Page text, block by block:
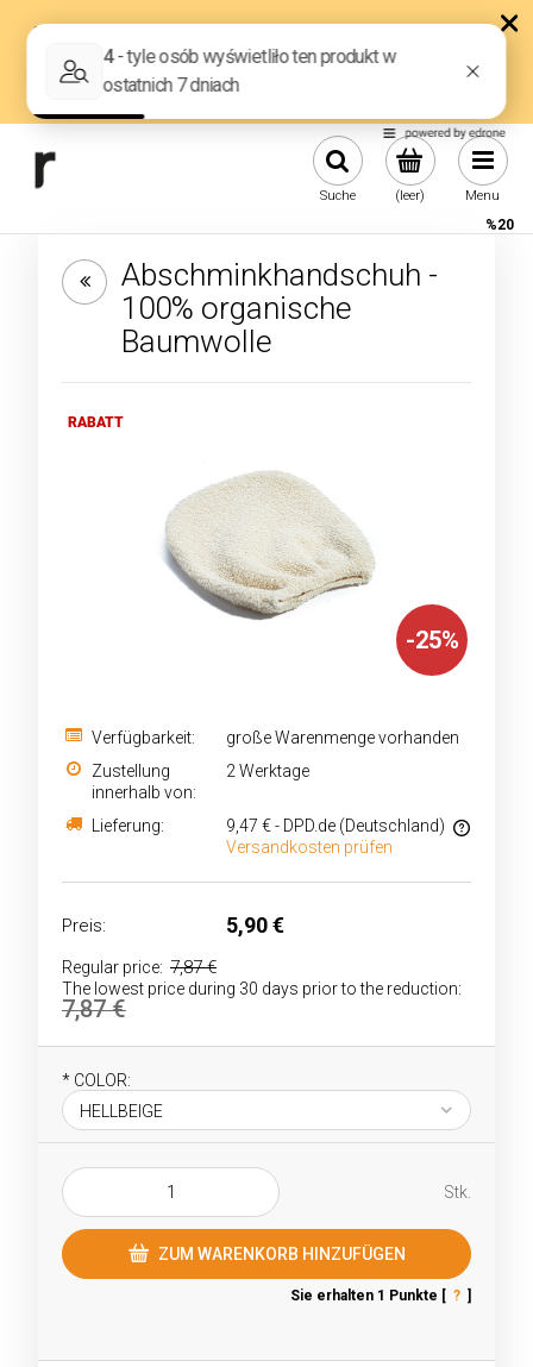
(leer)
Suche Menu
%20
Abschminkhandschuh -
100% organische
Baumwolle
RABATT
-25%
Verfügbarkeit:
große Warenmenge vorhanden
Zustellung
innerhalb von:
2 Werktage
Lieferung: 9,47 € - DPD.de (Deutschland)
Im Preis sind keine Zahlungskosten enthalten
Versandkosten prüfen
Preis: 5,90 €
Regular price: 7,87 €
The lowest price during 30 days prior to the reduction:
7,87 €
* COLOR:
Stk.
ZUM WARENKORB HINZUFÜGEN
Sie erhalten 1 Punkte [ ? ]